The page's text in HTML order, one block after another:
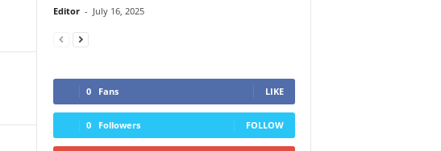
Editor - July 16, 2025
0 Fans LIKE
0 Followers FOLLOW